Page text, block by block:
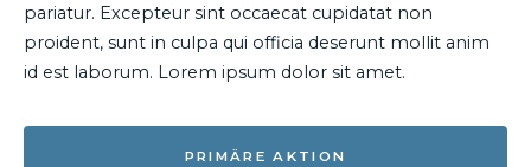
pariatur. Excepteur sint occaecat cupidatat non
proident, sunt in culpa qui officia deserunt mollit anim
id est laborum. Lorem ipsum dolor sit amet.
PRIMÄRE AKTION